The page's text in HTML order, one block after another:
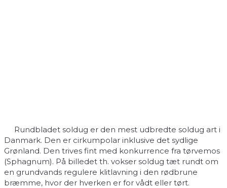
Rundbladet soldug er den mest udbredte soldug art i
Danmark. Den er cirkumpolar inklusive det sydlige
Grønland. Den trives fint med konkurrence fra tørvemos
(Sphagnum). På billedet th. vokser soldug tæt rundt om
en grundvands regulere klitlavning i den rødbrune
bræmme, hvor der hverken er for vådt eller tørt.